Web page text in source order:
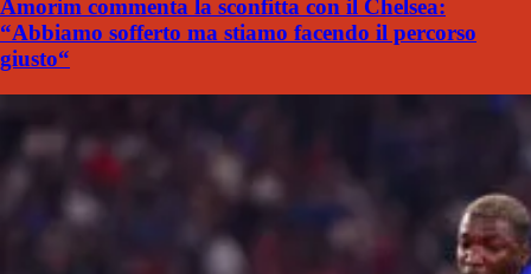
Amorim commenta la sconfitta con il Chelsea:
“Abbiamo sofferto ma stiamo facendo il percorso
giusto“